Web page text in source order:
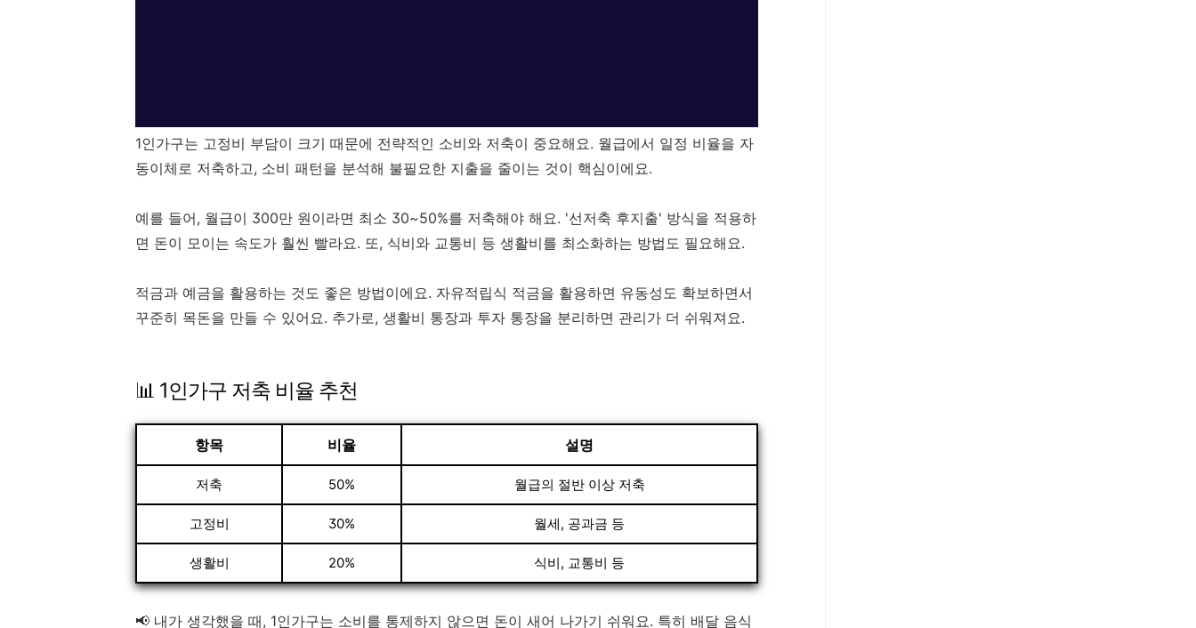
1인가구는 고정비 부담이 크기 때문에 전략적인 소비와 저축이 중요해요. 월급에서 일정 비율을 자
동이체로 저축하고, 소비 패턴을 분석해 불필요한 지출을 줄이는 것이 핵심이에요.
예를 들어, 월급이 300만 원이라면 최소 30~50%를 저축해야 해요. '선저축 후지출' 방식을 적용하
면 돈이 모이는 속도가 훨씬 빨라요. 또, 식비와 교통비 등 생활비를 최소화하는 방법도 필요해요.
적금과 예금을 활용하는 것도 좋은 방법이에요. 자유적립식 적금을 활용하면 유동성도 확보하면서
꾸준히 목돈을 만들 수 있어요. 추가로, 생활비 통장과 투자 통장을 분리하면 관리가 더 쉬워져요.
📊 1인가구 저축 비율 추천
항목 비율 설명
저축 50% 월급의 절반 이상 저축
고정비 30% 월세, 공과금 등
생활비 20% 식비, 교통비 등
📢 내가 생각했을 때, 1인가구는 소비를 통제하지 않으면 돈이 새어 나가기 쉬워요. 특히 배달 음식